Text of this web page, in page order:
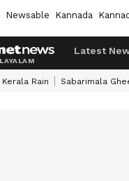
Newsable Kannada
Latest
Kerala Rain Sabarimala